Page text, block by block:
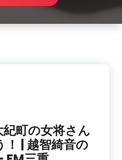
紀町の女将さん
| 越智綺音の